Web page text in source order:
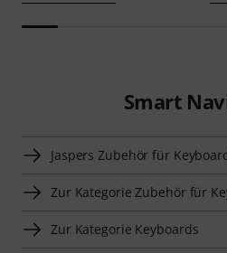
Smart
Jaspers Zubehör für
Zur Kategorie Zubehör für
Zur Kategorie Keyboards